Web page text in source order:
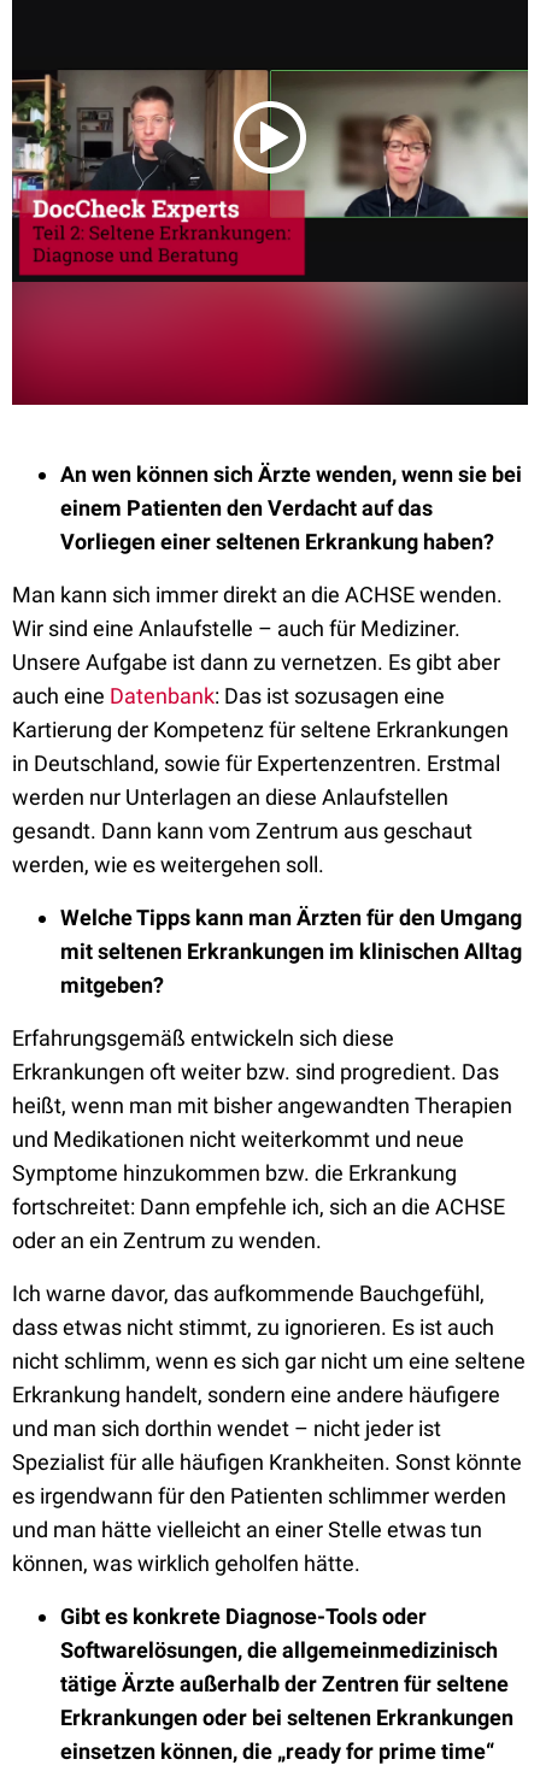
An wen können sich Ärzte wenden, wenn sie bei
einem Patienten den Verdacht auf das
Vorliegen einer seltenen Erkrankung haben?
Man kann sich immer direkt an die ACHSE wenden.
Wir sind eine Anlaufstelle – auch für Mediziner.
Unsere Aufgabe ist dann zu vernetzen. Es gibt aber
auch eine Datenbank: Das ist sozusagen eine
Kartierung der Kompetenz für seltene Erkrankungen
in Deutschland, sowie für Expertenzentren. Erstmal
werden nur Unterlagen an diese Anlaufstellen
gesandt. Dann kann vom Zentrum aus geschaut
werden, wie es weitergehen soll.
Welche Tipps kann man Ärzten für den Umgang
mit seltenen Erkrankungen im klinischen Alltag
mitgeben?
Erfahrungsgemäß entwickeln sich diese
Erkrankungen oft weiter bzw. sind progredient. Das
heißt, wenn man mit bisher angewandten Therapien
und Medikationen nicht weiterkommt und neue
Symptome hinzukommen bzw. die Erkrankung
fortschreitet: Dann empfehle ich, sich an die ACHSE
oder an ein Zentrum zu wenden.
Ich warne davor, das aufkommende Bauchgefühl,
dass etwas nicht stimmt, zu ignorieren. Es ist auch
nicht schlimm, wenn es sich gar nicht um eine seltene
Erkrankung handelt, sondern eine andere häufigere
und man sich dorthin wendet – nicht jeder ist
Spezialist für alle häufigen Krankheiten. Sonst könnte
es irgendwann für den Patienten schlimmer werden
und man hätte vielleicht an einer Stelle etwas tun
können, was wirklich geholfen hätte.
Gibt es konkrete Diagnose-Tools oder
Softwarelösungen, die allgemeinmedizinisch
tätige Ärzte außerhalb der Zentren für seltene
Erkrankungen oder bei seltenen Erkrankungen
einsetzen können, die „ready for prime time“